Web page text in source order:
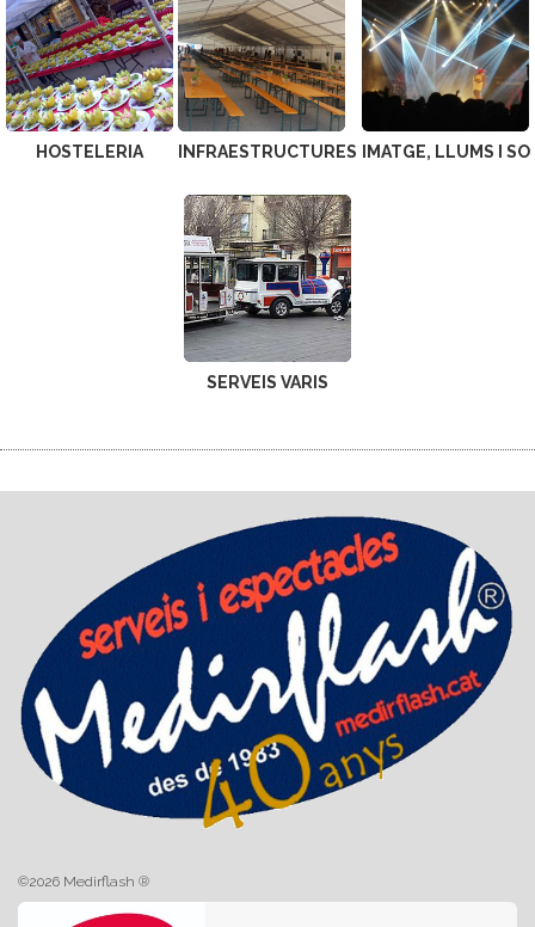
HOSTELERIA INFRAESTRUCTURES IMATGE, LLUMS I SO
SERVEIS VARIS
©2026 Medirflash ®